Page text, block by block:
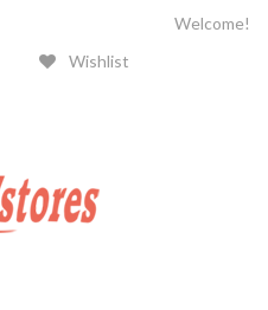
Welcome!
Wishlist